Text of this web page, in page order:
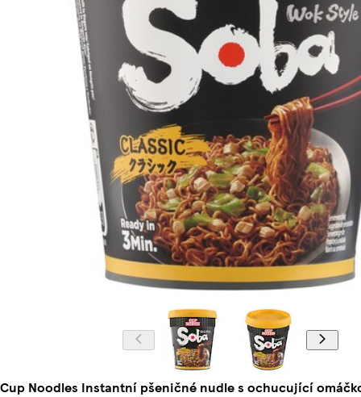
Cup Noodles Instantní pšeničné nudle s ochucující